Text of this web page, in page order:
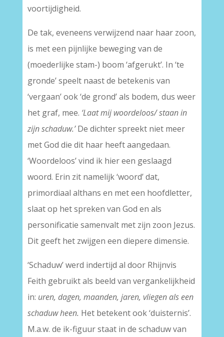
voortijdigheid.
De tak, eveneens verwijzend naar haar zoon,
is met een pijnlijke beweging van de
(moederlijke stam-) boom ‘afgerukt’. In ‘te
gronde’ speelt naast de betekenis van
‘vergaan’ ook ‘de grond’ als bodem, dus weer
het graf, mee. ‘Laat mij woordeloos/ staan in
zijn schaduw.’De dichter spreekt niet meer
met God die dit haar heeft aangedaan.
‘Woordeloos’ vind ik hier een geslaagd
woord. Erin zit namelijk ‘woord’ dat,
primordiaal althans en met een hoofdletter,
slaat op het spreken van God en als
personificatie samenvalt met zijn zoon Jezus.
Dit geeft het zwijgen een diepere dimensie.
‘Schaduw’ werd indertijd al door Rhijnvis
Feith gebruikt als beeld van vergankelijkheid
in: uren, dagen, maanden, jaren, vliegen als een
schaduw heen. Het betekent ook ‘duisternis’.
M.a.w. de ik-figuur staat in de schaduw van